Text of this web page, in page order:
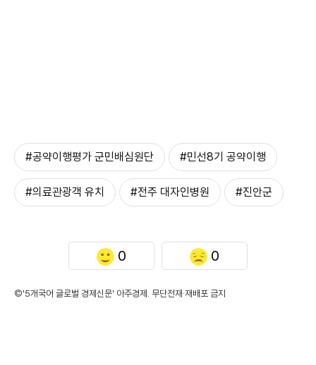
#공약이행평가 군민배심원단 #민선8기 공약이행
#의료관광객 유치 #전주 대자인병원 #진안군
0 0
©'5개국어 글로벌 경제신문' 아주경제. 무단전재·재배포 금지